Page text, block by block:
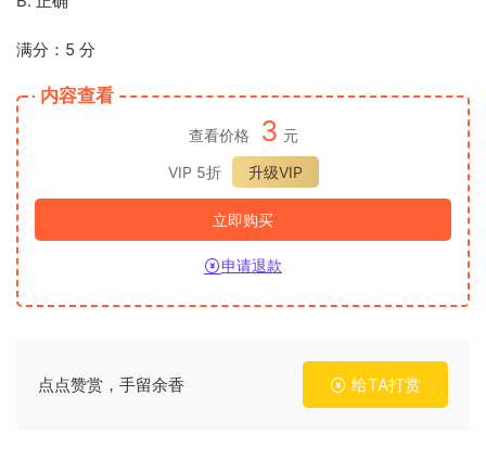
满分：5 分
内容查看
查看价格 3 元
VIP 5折
升级VIP
立即购买
申请退款
点点赞赏，手留余香 给TA打赏